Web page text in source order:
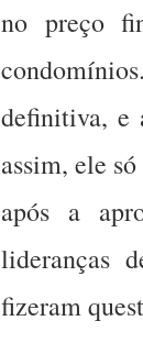
no preço
definitiva, e
assim, ele
após a
lideranças
fizeram